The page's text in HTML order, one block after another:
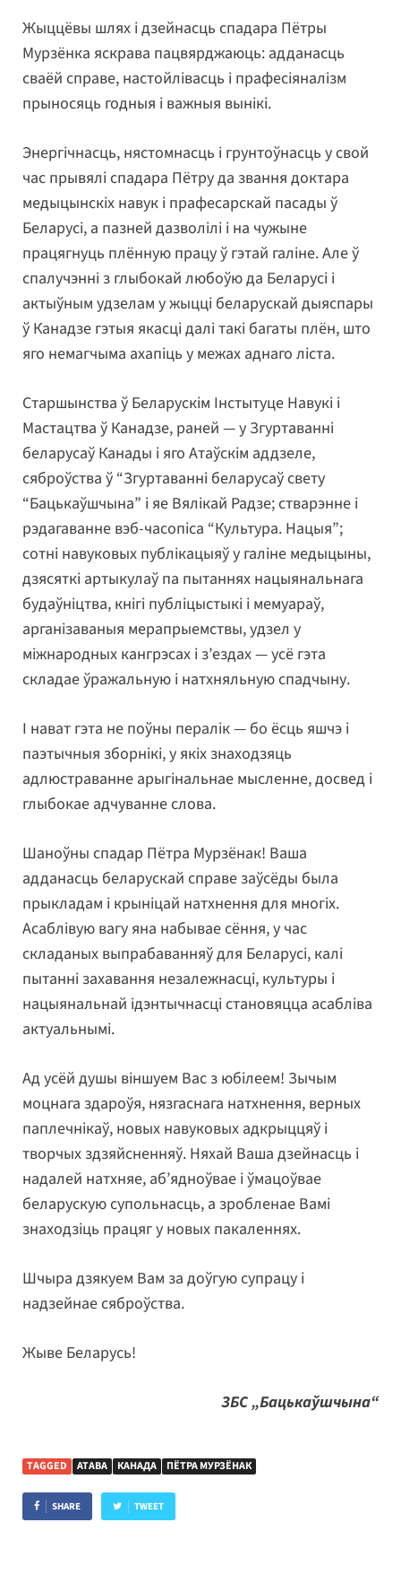
Жыццёвы шлях і дзейнасць спадара Пётры
Мурзёнка яскрава пацвярджаюць: адданасць
сваёй справе, настойлівасць і прафесіяналізм
прыносяць годныя і важныя вынікі.
Энергічнасць, нястомнасць і грунтоўнасць у свой
час прывялі спадара Пётру да звання доктара
медыцынскіх навук і прафесарскай пасады ў
Беларусі, а пазней дазволілі і на чужыне
працягнуць плённую працу ў гэтай галіне. Але ў
спалучэнні з глыбокай любоўю да Беларусі і
актыўным удзелам у жыцці беларускай дыяспары
ў Канадзе гэтыя якасці далі такі багаты плён, што
яго немагчыма ахапіць у межах аднаго ліста.
Старшынства ў Беларускім Інстытуце Навукі і
Мастацтва ў Канадзе, раней — у Згуртаванні
беларусаў Канады і яго Атаўскім аддзеле,
сяброўства ў “Згуртаванні беларусаў свету
“Бацькаўшчына” і яе Вялікай Радзе; стварэнне і
рэдагаванне вэб-часопіса “Культура. Нацыя”;
сотні навуковых публікацыяў у галіне медыцыны,
дзясяткі артыкулаў па пытаннях нацыянальнага
будаўніцтва, кнігі публіцыстыкі і мемуараў,
арганізаваныя мерапрыемствы, удзел у
міжнародных кангрэсах і з’ездах — усё гэта
складае ўражальную і натхняльную спадчыну.
І нават гэта не поўны пералік — бо ёсць яшчэ і
паэтычныя зборнікі, у якіх знаходзяць
адлюстраванне арыгінальнае мысленне, досвед і
глыбокае адчуванне слова.
Шаноўны спадар Пётра Мурзёнак! Ваша
адданасць беларускай справе заўсёды была
прыкладам і крыніцай натхнення для многіх.
Асаблівую вагу яна набывае сёння, у час
складаных выпрабаванняў для Беларусі, калі
пытанні захавання незалежнасці, культуры і
нацыянальнай ідэнтычнасці становяцца асабліва
актуальнымі.
Ад усёй душы віншуем Вас з юбілеем! Зычым
моцнага здароўя, нязгаснага натхнення, верных
паплечнікаў, новых навуковых адкрыццяў і
творчых здзяйсненняў. Няхай Ваша дзейнасць і
надалей натхняе, аб’ядноўвае і ўмацоўвае
беларускую супольнасць, а зробленае Вамі
знаходзіць працяг у новых пакаленнях.
Шчыра дзякуем Вам за доўгую супрацу і
надзейнае сяброўства.
Жыве Беларусь!
ЗБС „Бацькаўшчына“
TAGGED АТАВА КАНАДА ПЁТРА МУРЗЁНАК
SHARE TWEET